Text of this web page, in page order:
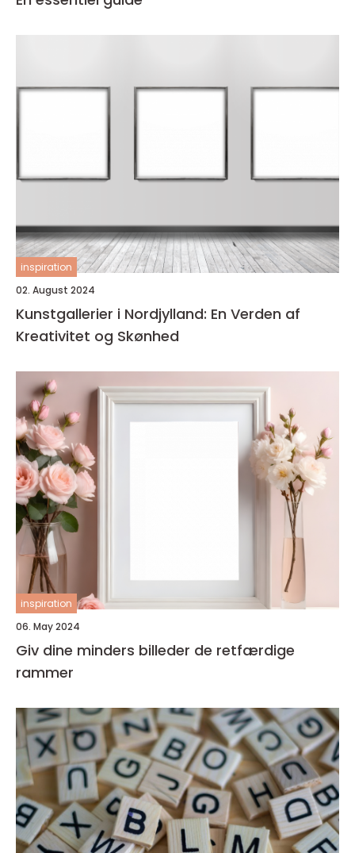
inspiration
02. August 2024
Kunstgallerier i Nordjylland: En Verden af
Kreativitet og Skønhed
inspiration
06. May 2024
Giv dine minders billeder de retfærdige
rammer